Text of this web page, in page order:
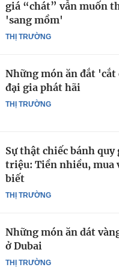
THỊ TRƯỜNG
giá “chát” vẫn muốn
'sang mồm'
THỊ TRƯỜNG
Những món ăn đắt
đại gia phát hãi
THỊ TRƯỜNG
Sự thật chiếc bánh quy
triệu: Tiền nhiều, mua
biết
THỊ TRƯỜNG
Những món ăn dát
ở Dubai